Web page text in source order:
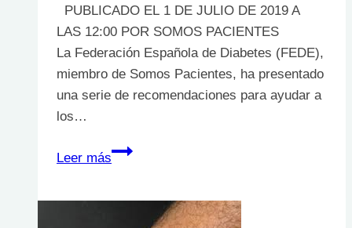
PUBLICADO EL 1 DE JULIO DE 2019 A
LAS 12:00 POR SOMOS PACIENTES
La Federación Española de Diabetes (FEDE),
miembro de Somos Pacientes, ha presentado
una serie de recomendaciones para ayudar a
los…
Leer más
Consejos